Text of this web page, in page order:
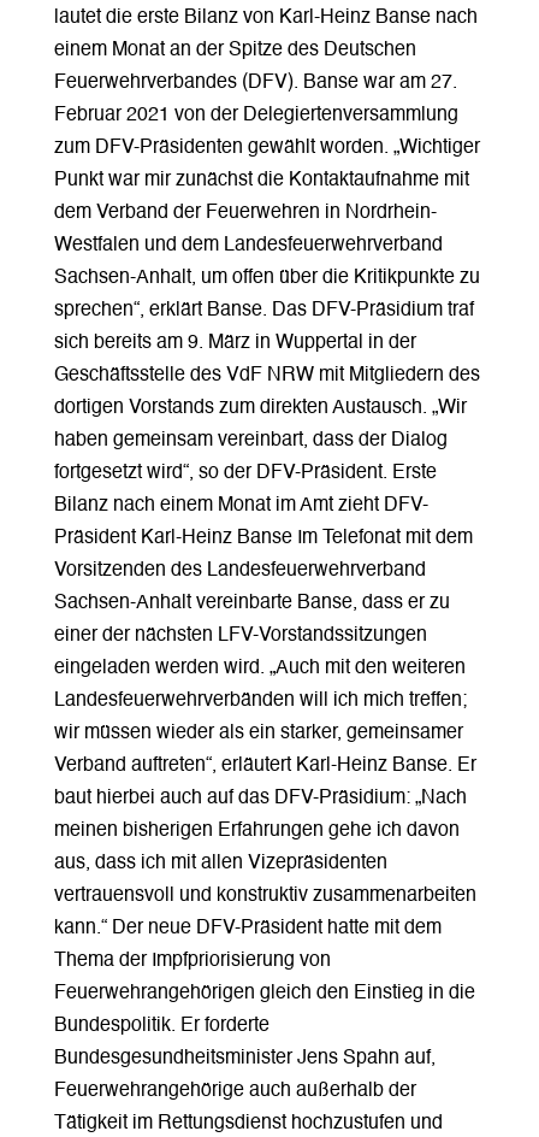
lautet die erste Bilanz von Karl-Heinz Banse nach
einem Monat an der Spitze des Deutschen
Feuerwehrverbandes (DFV). Banse war am 27.
Februar 2021 von der Delegiertenversammlung
zum DFV-Präsidenten gewählt worden. „Wichtiger
Punkt war mir zunächst die Kontaktaufnahme mit
dem Verband der Feuerwehren in Nordrhein-
Westfalen und dem Landesfeuerwehrverband
Sachsen-Anhalt, um offen über die Kritikpunkte zu
sprechen“, erklärt Banse. Das DFV-Präsidium traf
sich bereits am 9. März in Wuppertal in der
Geschäftsstelle des VdF NRW mit Mitgliedern des
dortigen Vorstands zum direkten Austausch. „Wir
haben gemeinsam vereinbart, dass der Dialog
fortgesetzt wird“, so der DFV-Präsident. Erste
Bilanz nach einem Monat im Amt zieht DFV-
Präsident Karl-Heinz Banse Im Telefonat mit dem
Vorsitzenden des Landesfeuerwehrverband
Sachsen-Anhalt vereinbarte Banse, dass er zu
einer der nächsten LFV-Vorstandssitzungen
eingeladen werden wird. „Auch mit den weiteren
Landesfeuerwehrverbänden will ich mich treffen;
wir müssen wieder als ein starker, gemeinsamer
Verband auftreten“, erläutert Karl-Heinz Banse. Er
baut hierbei auch auf das DFV-Präsidium: „Nach
meinen bisherigen Erfahrungen gehe ich davon
aus, dass ich mit allen Vizepräsidenten
vertrauensvoll und konstruktiv zusammenarbeiten
kann.“ Der neue DFV-Präsident hatte mit dem
Thema der Impfpriorisierung von
Feuerwehrangehörigen gleich den Einstieg in die
Bundespolitik. Er forderte
Bundesgesundheitsminister Jens Spahn auf,
Feuerwehrangehörige auch außerhalb der
Tätigkeit im Rettungsdienst hochzustufen und